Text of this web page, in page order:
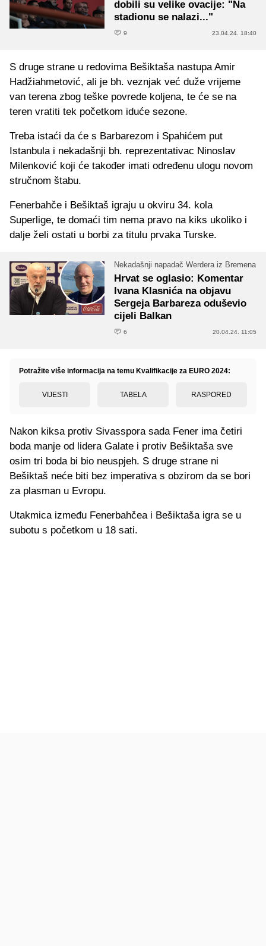
dobili su velike ovacije: "Na
stadionu se nalazi..."
9 23.04.24. 18:40
S druge strane u redovima Bešiktaša nastupa Amir
Hadžiahmetović, ali je bh. veznjak već duže vrijeme
van terena zbog teške povrede koljena, te će se na
teren vratiti tek početkom iduće sezone.
Treba istaći da će s Barbarezom i Spahićem put
Istanbula i nekadašnji bh. reprezentativac Ninoslav
Milenković koji će također imati određenu ulogu novom
stručnom štabu.
Fenerbahče i Bešiktaš igraju u okviru 34. kola
Superlige, te domaći tim nema pravo na kiks ukoliko i
dalje želi ostati u borbi za titulu prvaka Turske.
Nekadašnji napadač Werdera iz Bremena
Hrvat se oglasio: Komentar
Ivana Klasnića na objavu
Sergeja Barbareza oduševio
cijeli Balkan
6 20.04.24. 11:05
Potražite više informacija na temu Kvalifikacije za EURO 2024:
VIJESTI TABELA RASPORED
Nakon kiksa protiv Sivasspora sada Fener ima četiri
boda manje od lidera Galate i protiv Bešiktaša sve
osim tri boda bi bio neuspjeh. S druge strane ni
Bešiktaš neće biti bez imperativa s obzirom da se bori
za plasman u Evropu.
Utakmica između Fenerbahčea i Bešiktaša igra se u
subotu s početkom u 18 sati.